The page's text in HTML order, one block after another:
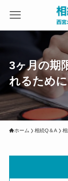
3ヶ月の期
れるために
ホーム 相続Q＆A